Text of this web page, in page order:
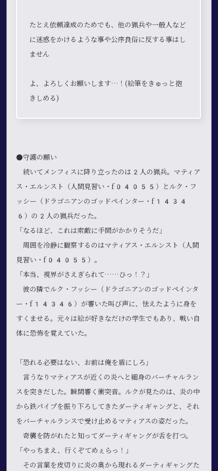
たとえ依頼達成のためでも、他の猟兵や一般人など
に迷惑をかけるような事や公序良俗に反する事はし
ません
よ、よろしくお願いします…！(絵筆をきゅっと抱
きしめる)
●守護の願い
続いてメンフィスに降り立ったのは2人の猟兵。マティア
ス・エルンスト（人間見習い・f04055）とルク・フ
ッシー（ドラゴニアンのゴッドペインター・f1434
6）の2人の猟兵だった。
「なるほど、これは索敵に手間がかかりそうだ」
周囲を冷静に観察するのはマティアス・エルンスト（人間
見習い・f04055）。
「本当、視界がさえぎられて……ひっ！？」
彼の隣でルク・フッシー（ドラゴニアンのゴッドペインタ
ー・f14346）が響いた叫び声に、怯えたように身を
すくませる。元々は絵が好きなだけの学生でもあり、戦い自
体に恐怖を覚えていた。
「恐れる必要はない、お前は俺を盾にしろ」
言うなりマティアスが近くの炎へと細身のバーチャルラン
スを突きだした。瞬間響く衝突音。ルクが見たのは、炎の中
から鉄パイプを振り下ろしてきたダーティギャングと、それ
をバーチャルランスで受け止めるマティアスの姿だった。
奇襲を防がれたと知ってダーティギャングが舌を打つ。
「やっちまえ、行くぞてめぇらっ！」
その言葉を皮切りに炎の奥から現れるダーティギャングた